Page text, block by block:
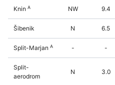
Knin A NW 9.4
Šibenik N 6.5
Split-Marjan A - -
Split-
aerodrom
N 3.0